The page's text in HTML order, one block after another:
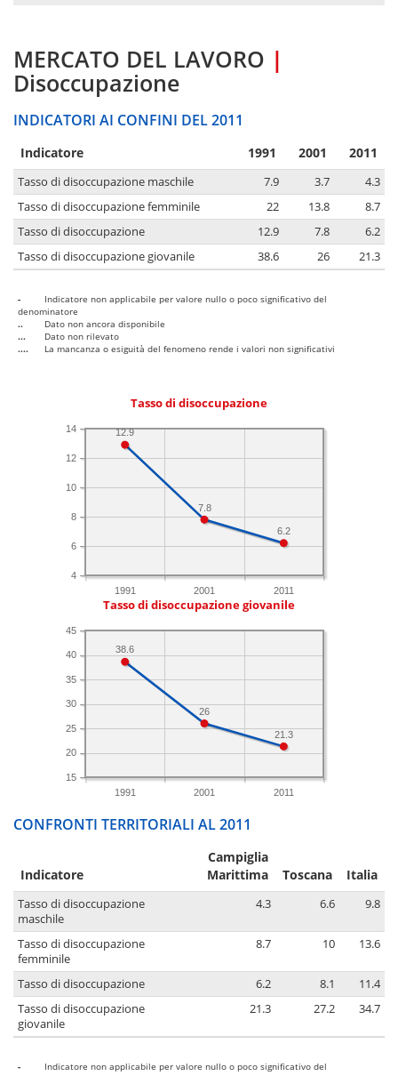
MERCATO DEL LAVORO |
Disoccupazione
INDICATORI AI CONFINI DEL 2011
Indicatore 1991 2001 2011
Tasso di disoccupazione maschile 7.9 3.7
4.3
Tasso di disoccupazione femminile
22 13.8
8.7
Tasso di disoccupazione
12.9 7.8
6.2
Tasso di disoccupazione giovanile
38.6 26 21.3
-
Indicatore non applicabile per valore nullo o poco significativo del
denominatore
..
Dato non ancora disponibile
...
Dato non rilevato
....
La mancanza o esiguità del fenomeno rende i valori non significativi
Tasso di disoccupazione
1991 2001 2011
4
6
8
10
12
14
6.2
7.8
12.9
Tasso di disoccupazione giovanile
1991 2001 2011
15
20
25
30
35
40
45
21.3
26
38.6
CONFRONTI TERRITORIALI AL 2011
Indicatore
Campiglia
Marittima
Toscana Italia
Tasso di disoccupazione
maschile
4.3 6.6 9.8
Tasso di disoccupazione
femminile
8.7 10 13.6
Tasso di disoccupazione 6.2 8.1
11.4
Tasso di disoccupazione
giovanile
21.3 27.2 34.7
-
Indicatore non applicabile per valore nullo o poco significativo del